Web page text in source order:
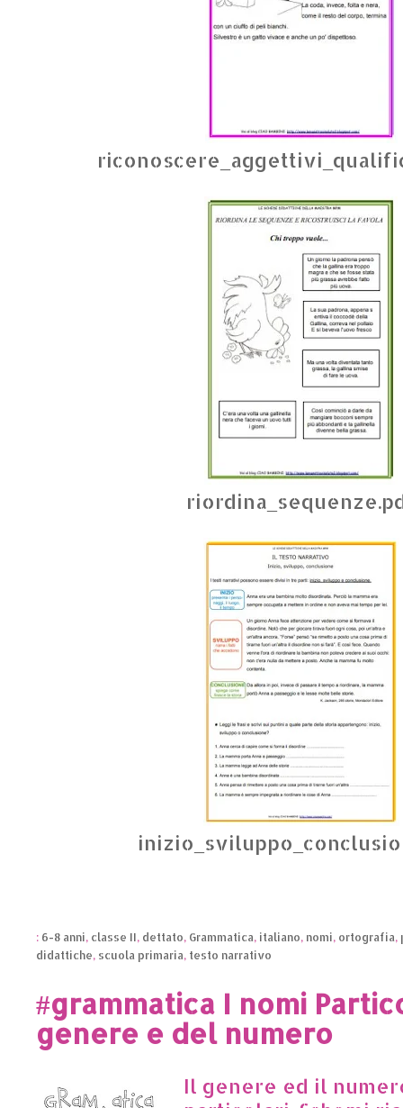
: 6-8 anni, classe II, dettato, Grammatica, italiano, nomi, ortografia,
didattiche, scuola primaria, testo narrativo
#grammatica I nomi
genere e del numero
Il genere ed il